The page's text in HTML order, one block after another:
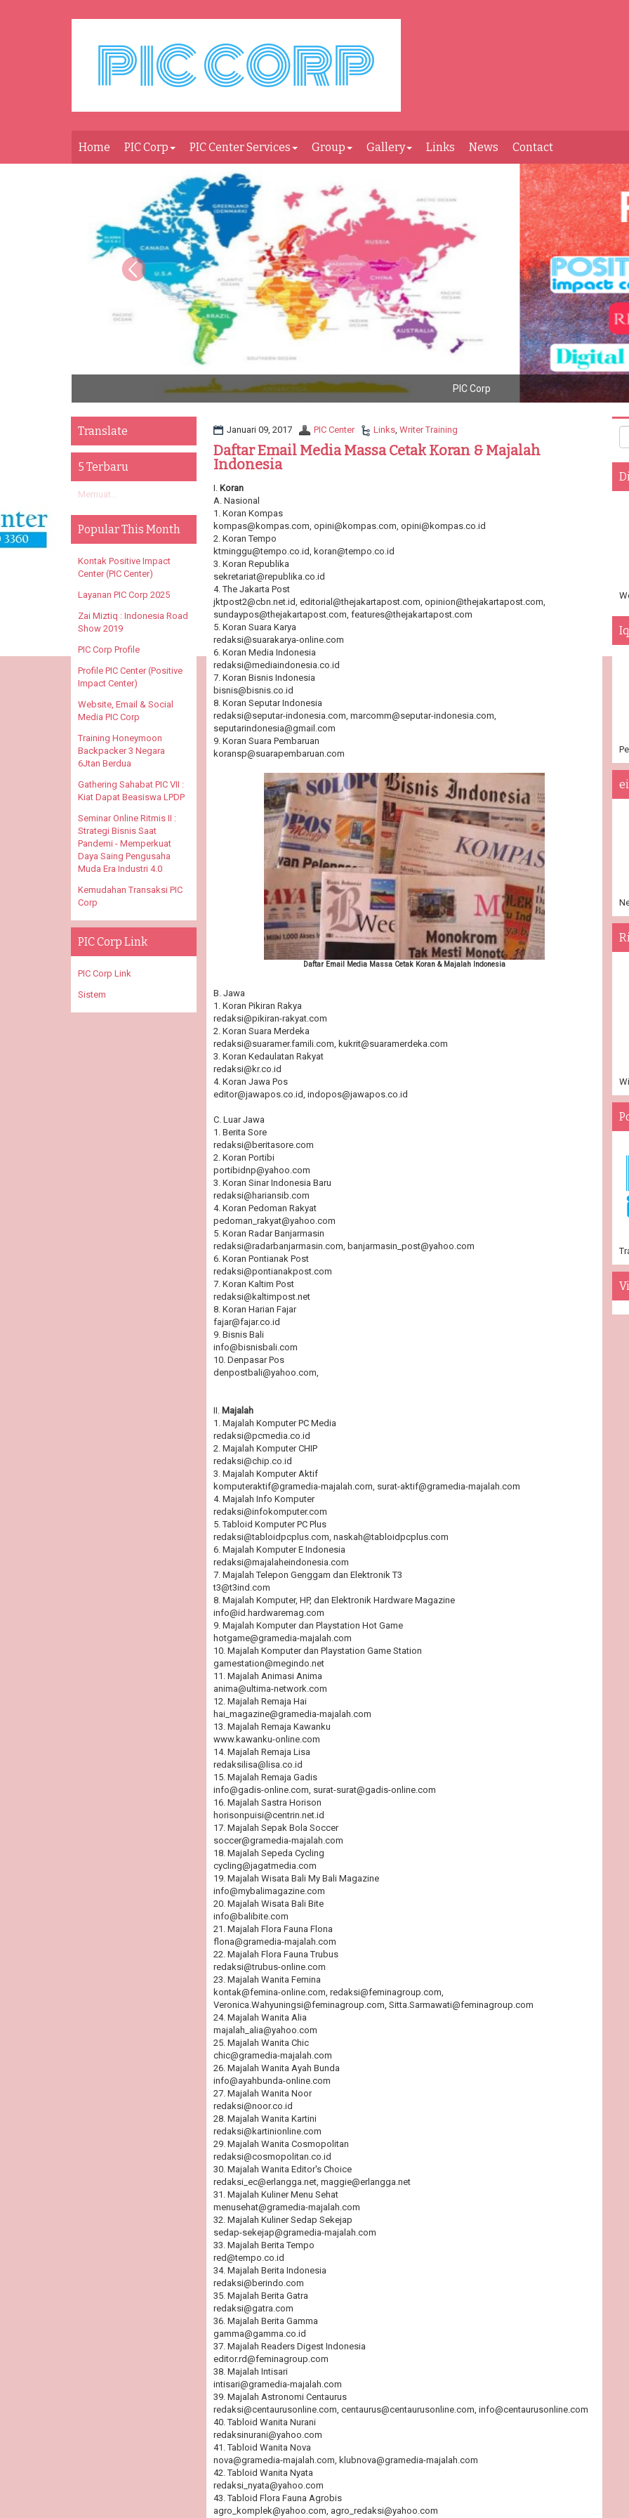
Home PIC Corp PIC Center Services Group Gallery Links News Contact
Positive Impact Center : Gallery Young Husnudzon National Conference
Januari 09, 2017 PIC Center Links, Writer Training
Daftar Email Media Massa Cetak Koran & Majalah
Indonesia
I. Koran
A. Nasional
1. Koran Kompas
kompas@kompas.com, opini@kompas.com, opini@kompas.co.id
2. Koran Tempo
ktminggu@tempo.co.id, koran@tempo.co.id
3. Koran Republika
sekretariat@republika.co.id
4. The Jakarta Post
jktpost2@cbn.net.id, editorial@thejakartapost.com, opinion@thejakartapost.com,
sundaypos@thejakartapost.com, features@thejakartapost.com
5. Koran Suara Karya
redaksi@suarakarya-online.com
6. Koran Media Indonesia
redaksi@mediaindonesia.co.id
7. Koran Bisnis Indonesia
bisnis@bisnis.co.id
8. Koran Seputar Indonesia
redaksi@seputar-indonesia.com, marcomm@seputar-indonesia.com,
seputarindonesia@gmail.com
9. Koran Suara Pembaruan
koransp@suarapembaruan.com
Daftar Email Media Massa Cetak Koran & Majalah Indonesia
B. Jawa
1. Koran Pikiran Rakya
redaksi@pikiran-rakyat.com
2. Koran Suara Merdeka
redaksi@suaramer.famili.com, kukrit@suaramerdeka.com
3. Koran Kedaulatan Rakyat
redaksi@kr.co.id
4. Koran Jawa Pos
editor@jawapos.co.id, indopos@jawapos.co.id
C. Luar Jawa
1. Berita Sore
redaksi@beritasore.com
2. Koran Portibi
portibidnp@yahoo.com
3. Koran Sinar Indonesia Baru
redaksi@hariansib.com
4. Koran Pedoman Rakyat
pedoman_rakyat@yahoo.com
5. Koran Radar Banjarmasin
redaksi@radarbanjarmasin.com, banjarmasin_post@yahoo.com
6. Koran Pontianak Post
redaksi@pontianakpost.com
7. Koran Kaltim Post
redaksi@kaltimpost.net
8. Koran Harian Fajar
fajar@fajar.co.id
9. Bisnis Bali
info@bisnisbali.com
10. Denpasar Pos
denpostbali@yahoo.com,
II. Majalah
1. Majalah Komputer PC Media
redaksi@pcmedia.co.id
2. Majalah Komputer CHIP
redaksi@chip.co.id
3. Majalah Komputer Aktif
komputeraktif@gramedia-majalah.com, surat-aktif@gramedia-majalah.com
4. Majalah Info Komputer
redaksi@infokomputer.com
5. Tabloid Komputer PC Plus
redaksi@tabloidpcplus.com, naskah@tabloidpcplus.com
6. Majalah Komputer E Indonesia
redaksi@majalaheindonesia.com
7. Majalah Telepon Genggam dan Elektronik T3
t3@t3ind.com
8. Majalah Komputer, HP, dan Elektronik Hardware Magazine
info@id.hardwaremag.com
9. Majalah Komputer dan Playstation Hot Game
hotgame@gramedia-majalah.com
10. Majalah Komputer dan Playstation Game Station
gamestation@megindo.net
11. Majalah Animasi Anima
anima@ultima-network.com
12. Majalah Remaja Hai
hai_magazine@gramedia-majalah.com
13. Majalah Remaja Kawanku
www.kawanku-online.com
14. Majalah Remaja Lisa
redaksilisa@lisa.co.id
15. Majalah Remaja Gadis
info@gadis-online.com, surat-surat@gadis-online.com
16. Majalah Sastra Horison
horisonpuisi@centrin.net.id
17. Majalah Sepak Bola Soccer
soccer@gramedia-majalah.com
18. Majalah Sepeda Cycling
cycling@jagatmedia.com
19. Majalah Wisata Bali My Bali Magazine
info@mybalimagazine.com
20. Majalah Wisata Bali Bite
info@balibite.com
21. Majalah Flora Fauna Flona
flona@gramedia-majalah.com
22. Majalah Flora Fauna Trubus
redaksi@trubus-online.com
23. Majalah Wanita Femina
kontak@femina-online.com, redaksi@feminagroup.com,
Veronica.Wahyuningsi@feminagroup.com, Sitta.Sarmawati@feminagroup.com
24. Majalah Wanita Alia
majalah_alia@yahoo.com
25. Majalah Wanita Chic
chic@gramedia-majalah.com
26. Majalah Wanita Ayah Bunda
info@ayahbunda-online.com
27. Majalah Wanita Noor
redaksi@noor.co.id
28. Majalah Wanita Kartini
redaksi@kartinionline.com
29. Majalah Wanita Cosmopolitan
redaksi@cosmopolitan.co.id
30. Majalah Wanita Editor's Choice
redaksi_ec@erlangga.net, maggie@erlangga.net
31. Majalah Kuliner Menu Sehat
menusehat@gramedia-majalah.com
32. Majalah Kuliner Sedap Sekejap
sedap-sekejap@gramedia-majalah.com
33. Majalah Berita Tempo
red@tempo.co.id
34. Majalah Berita Indonesia
redaksi@berindo.com
35. Majalah Berita Gatra
redaksi@gatra.com
36. Majalah Berita Gamma
gamma@gamma.co.id
37. Majalah Readers Digest Indonesia
editor.rd@feminagroup.com
38. Majalah Intisari
intisari@gramedia-majalah.com
39. Majalah Astronomi Centaurus
redaksi@centaurusonline.com, centaurus@centaurusonline.com, info@centaurusonline.com
40. Tabloid Wanita Nurani
redaksinurani@yahoo.com
41. Tabloid Wanita Nova
nova@gramedia-majalah.com, klubnova@gramedia-majalah.com
42. Tabloid Wanita Nyata
redaksi_nyata@yahoo.com
43. Tabloid Flora Fauna Agrobis
agro_komplek@yahoo.com, agro_redaksi@yahoo.com
Translate
5 Terbaru
Memuat...
Popular This Month
Kontak Positive Impact
Center (PIC Center)
Layanan PIC Corp 2025
Zai Miztiq : Indonesia Road
Show 2019
PIC Corp Profile
Profile PIC Center (Positive
Impact Center)
Website, Email & Social
Media PIC Corp
Training Honeymoon
Backpacker 3 Negara
6Jtan Berdua
Gathering Sahabat PIC VII :
Kiat Dapat Beasiswa LPDP
Seminar Online Ritmis II :
Strategi Bisnis Saat
Pandemi - Memperkuat
Daya Saing Pengusaha
Muda Era Industri 4.0
Kemudahan Transaksi PIC
Corp
PIC Corp Link
PIC Corp Link
Sistem